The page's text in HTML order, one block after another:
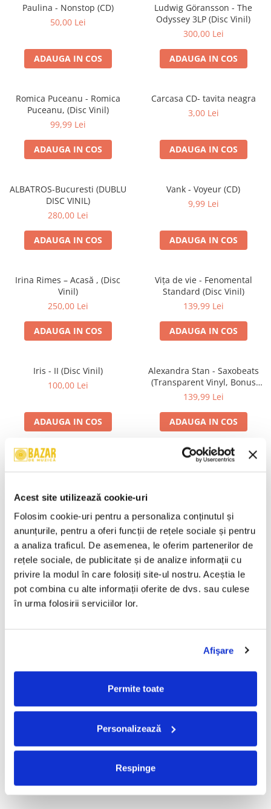
Acest site utilizează cookie-uri
Folosim cookie-uri pentru a personaliza conținutul și
anunțurile, pentru a oferi funcții de rețele sociale și pentru
a analiza traficul. De asemenea, le oferim partenerilor de
rețele sociale, de publicitate și de analize informații cu
privire la modul în care folosiți site-ul nostru. Aceștia le
pot combina cu alte informații oferite de dvs. sau culese
în urma folosirii serviciilor lor.
Afişare
Permite toate
Personalizează
Respinge
Viniluri Românești
Colecția Electrecord
Paulina - Nonstop (CD)
50,00 Lei
ADAUGA IN COS
Ludwig Göransson - The
Odyssey 3LP (Disc Vinil)
300,00 Lei
ADAUGA IN COS
Romica Puceanu - Romica
Puceanu, (Disc Vinil)
99,99 Lei
ADAUGA IN COS
Carcasa CD- tavita neagra
3,00 Lei
ADAUGA IN COS
ALBATROS-Bucuresti (DUBLU
DISC VINIL)
280,00 Lei
ADAUGA IN COS
Vank - Voyeur (CD)
9,99 Lei
ADAUGA IN COS
Irina Rimes – Acasă , (Disc
Vinil)
250,00 Lei
ADAUGA IN COS
Vița de vie - Fenomental
Standard (Disc Vinil)
139,99 Lei
ADAUGA IN COS
Iris - II (Disc Vinil)
100,00 Lei
ADAUGA IN COS
Alexandra Stan - Saxobeats
(Transparent Vinyl, Bonus
Tracks) ) (Disc Vinil)
139,99 Lei
ADAUGA IN COS
Unknown Artist - Povești ,
ADAUGA IN COS
Genesis - We Can't Dance,
ADAUGA IN COS
R.E.M. - Monster , (CD)
29,99 Lei
ADAUGA IN COS
Mădălina Manole - Dulce De
Tot, (CD)
99,99 Lei
189,00 Lei
50,00 Lei
Cargo- Spiritus Sanctus (Editie
Aniversara) (Disc Vinil)
ADAUGA IN COS
Partizan - Am Cu Ce (Disc
Vinil)
ADAUGA IN COS